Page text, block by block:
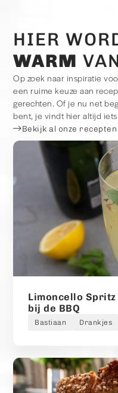
HIER
WARM
Op zoek naar inspiratie
een ruime keuze aan
gerechten. Of je nu net
bent, je vindt hier altijd iets
Bekijk al onze recepten
Limoncello
bij de BBQ
Bastiaan Drankjes